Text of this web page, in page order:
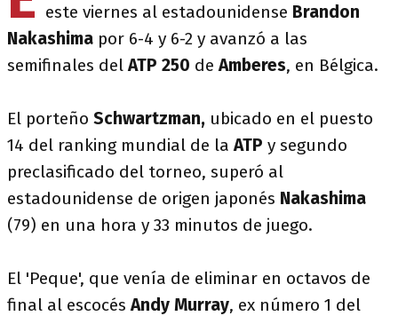
este viernes al estadounidense Brandon
Nakashima por 6-4 y 6-2 y avanzó a las
semifinales delATP 250 deAmberes, en Bélgica.
El porteño Schwartzman, ubicado en el puesto
14 del ranking mundial de laATP y segundo
preclasificado del torneo, superó al
estadounidense de origen japonés Nakashima
(79) en una hora y 33 minutos de juego.
El 'Peque', que venía de eliminar en octavos de
final al escocés Andy Murray, ex número 1 del